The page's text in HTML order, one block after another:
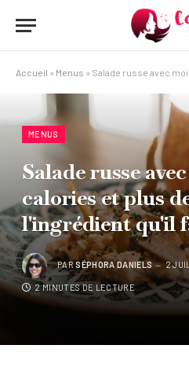
Accueil » Menus » Salade russe avec moins de
MENUS
Salade russe
calories et plus
l'ingrédient qu'il
PARSÉPHORA DANIELS 2
2 MINUTES DE LECTURE